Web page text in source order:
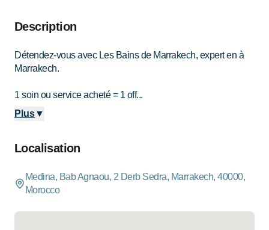
Description
Détendez-vous avec Les Bains de Marrakech, expert en à
Marrakech.
1 soin ou service acheté = 1 off...
Plus▼
Localisation
Medina, Bab Agnaou, 2 Derb Sedra, Marrakech, 40000,
Morocco